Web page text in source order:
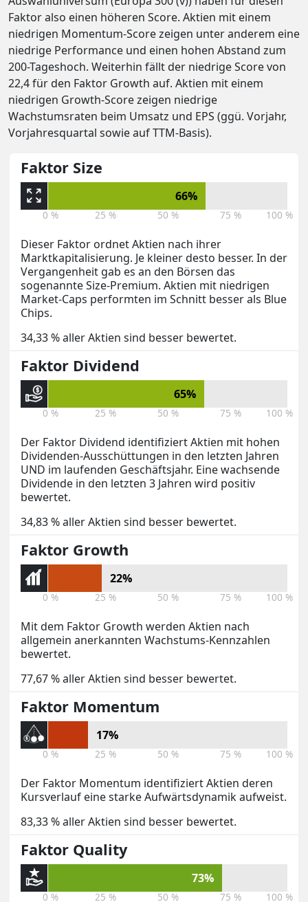
Faktor also einen höheren Score. Aktien mit einem
niedrigen Momentum-Score zeigen unter anderem eine
niedrige Performance und einen hohen Abstand zum
200-Tageshoch. Weiterhin fällt der niedrige Score von
22,4 für den Faktor Growth auf. Aktien mit einem
niedrigen Growth-Score zeigen niedrige
Wachstumsraten beim Umsatz und EPS (ggü. Vorjahr,
Vorjahresquartal sowie auf TTM-Basis).
Faktor Size
66%
0 % 25 % 50 % 75 % 100 %
Dieser Faktor ordnet Aktien nach ihrer
Marktkapitalisierung. Je kleiner desto besser. In der
Vergangenheit gab es an den Börsen das
sogenannte Size-Premium. Aktien mit niedrigen
Market-Caps performten im Schnitt besser als Blue
Chips.
34,33 % aller Aktien sind besser bewertet.
Faktor Dividend
65%
0 % 25 % 50 % 75 % 100 %
Der Faktor Dividend identifiziert Aktien mit hohen
Dividenden-Ausschüttungen in den letzten Jahren
UND im laufenden Geschäftsjahr. Eine wachsende
Dividende in den letzten 3 Jahren wird positiv
bewertet.
34,83 % aller Aktien sind besser bewertet.
Faktor Growth
22%
0 % 25 % 50 % 75 % 100 %
Mit dem Faktor Growth werden Aktien nach
allgemein anerkannten Wachstums-Kennzahlen
bewertet.
77,67 % aller Aktien sind besser bewertet.
Faktor Momentum
17%
0 % 25 % 50 % 75 % 100 %
Der Faktor Momentum identifiziert Aktien deren
Kursverlauf eine starke Aufwärtsdynamik aufweist.
83,33 % aller Aktien sind besser bewertet.
Faktor Quality
73%
0 % 25 % 50 % 75 % 100 %